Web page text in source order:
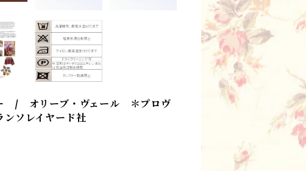
/ オリーブ・ヴェール ＊プロヴ
ソレイヤード社